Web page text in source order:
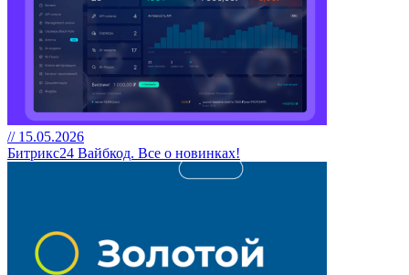
// 15.05.2026
Битрикс24 Вайбкод. Все о новинках!